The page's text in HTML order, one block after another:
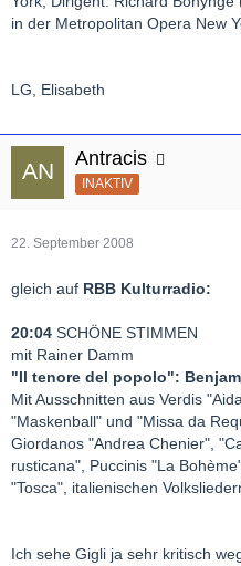
in der Metropolitan Opera New
LG, Elisabeth
Antracis
INAKTIV
22. September 2008
gleich auf RBB Kulturradio:
20:04 SCHÖNE STIMMEN
mit Rainer Damm
"Il tenore del popolo":
Mit Ausschnitten aus Verdis
"Maskenball" und "Missa da
Giordanos "Andrea Chenier",
rusticana", Puccinis "La
"Tosca", italienischen
Ich sehe Gigli ja sehr kritisch